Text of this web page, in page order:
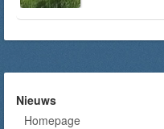
Nieuws
Homepage